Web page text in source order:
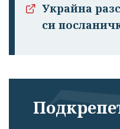
Украйна
си